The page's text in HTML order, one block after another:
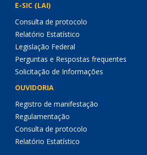
E-SIC (LAI)
Consulta de protocolo
Relatório Estatístico
Legislação Federal
Perguntas e Respostas frequentes
Solicitação de Informações
OUVIDORIA
Registro de manifestação
Regulamentação
Consulta de protocolo
Relatório Estatístico